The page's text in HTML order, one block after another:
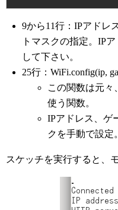
9から11行：IPアドレ
トマスクの指定。IP
して下さい。
25行：WiFi.config(ip,
この関数は元々
使う関数。
IPアドレス、ゲ
クを手動で設定。
スケッチを実行すると、